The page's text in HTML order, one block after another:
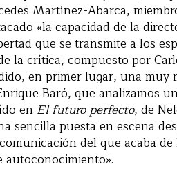
Martínez-Abarca,
«la capacidad de la
que se transmite a los
la crítica, compuesto por
en primer lugar, una muy
Baró, que analizamos
en El futuro perfecto, de
sencilla puesta en escena
del que acaba